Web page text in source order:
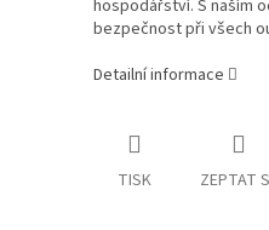
hospodářství. S naším
bezpečnost při všech
Detailní informace
TISK ZEPTAT